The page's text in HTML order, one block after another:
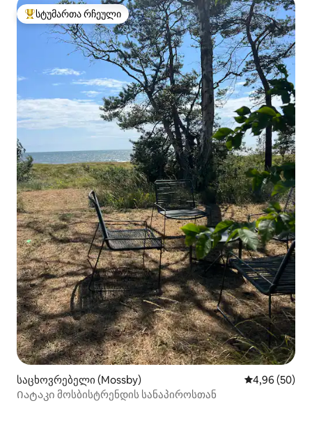
სტუმართა რჩეული მოწინავე ვარიანტი
სტუმართა რჩეული
საცხოვრებელი (Mossby) საშუალო
4,96 (50)
Იატაკი მოსბისტრენდის სანაპიროსთან